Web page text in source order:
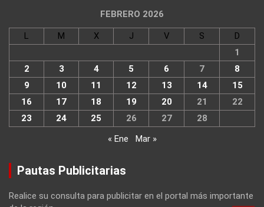
FEBRERO 2026
L M X J V S
D
1
2
3 4 5 6 7
8
9
10 11 12 13 14
15
16
17 18 19 20 21
22
23
24 25 26 27
28
« Ene
Mar »
Pautas Publicitarias
Realice su consulta para publicitar en el portal más importante